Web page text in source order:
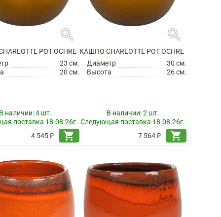
search
POT OCHRE
23 см.
20 см.
наличии:4 шт.
поставка 18.08.26г.
4 545 ₽
shopping_cart
search
КАШПО CHARLOTTE POT OCHRE
Диаметр
30 см.
Высота
26 см.
В наличии:2 шт.
Следующая поставка 18.08.26г.
7 564 ₽
shopping_cart